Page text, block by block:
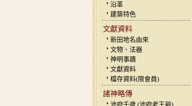
沿革
建築特色
文獻資料
新田地名由來
文物、法器
神明事蹟
文獻資料
檔存資料(限會員)
諸神略傳
池府千歲 (池府老王爺)